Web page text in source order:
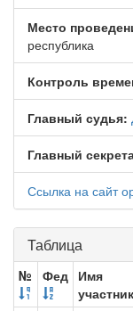
Место
республика
Контроль
Главный судья:
Главный
Ссылка на сайт
Таблица
№ Фед Имя